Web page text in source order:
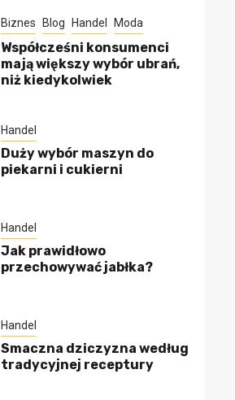
Biznes Blog Handel Moda
Współcześni konsumenci
mają większy wybór ubrań,
niż kiedykolwiek
Handel
Duży wybór maszyn do
piekarni i cukierni
Handel
Jak prawidłowo
przechowywać jabłka?
Handel
Smaczna dziczyzna według
tradycyjnej receptury